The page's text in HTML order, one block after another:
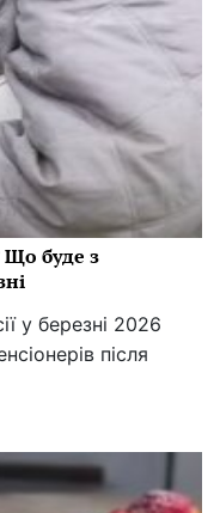
Що буде з
у березні 2026
після